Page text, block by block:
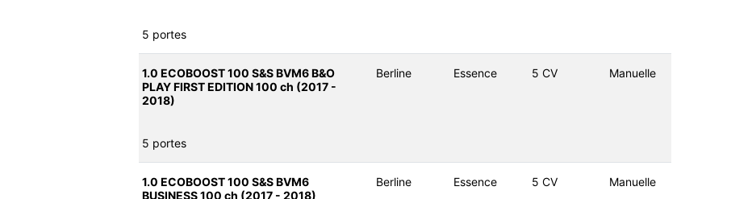
5 portes
1.0 ECOBOOST 100 S&S BVM6 B&O
PLAY FIRST EDITION 100 ch (2017 -
2018)
Berline Essence 5 CV Manuelle
5 portes
1.0 ECOBOOST 100 S&S BVM6
BUSINESS 100 ch (2017 - 2018)
Berline Essence 5 CV Manuelle